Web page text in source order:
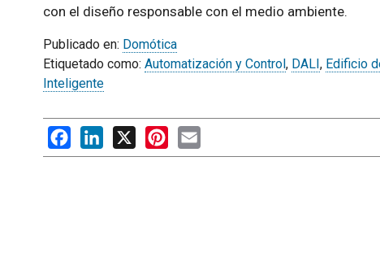
con el diseño responsable con el medio ambiente.
Publicado en: Domótica
Etiquetado como: Automatización y Control, DALI, Edificio
Inteligente
FacebookLinkedIn
X PinterestEmail